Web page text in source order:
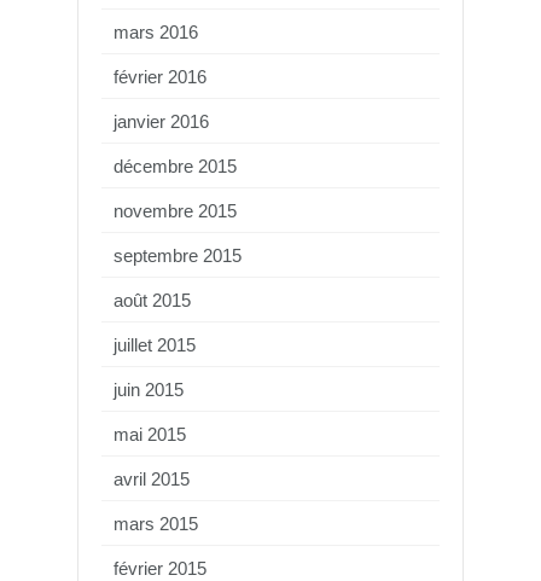
mars 2016
février 2016
janvier 2016
décembre 2015
novembre 2015
septembre 2015
août 2015
juillet 2015
juin 2015
mai 2015
avril 2015
mars 2015
février 2015